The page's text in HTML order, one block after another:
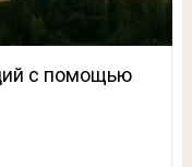
с помощью